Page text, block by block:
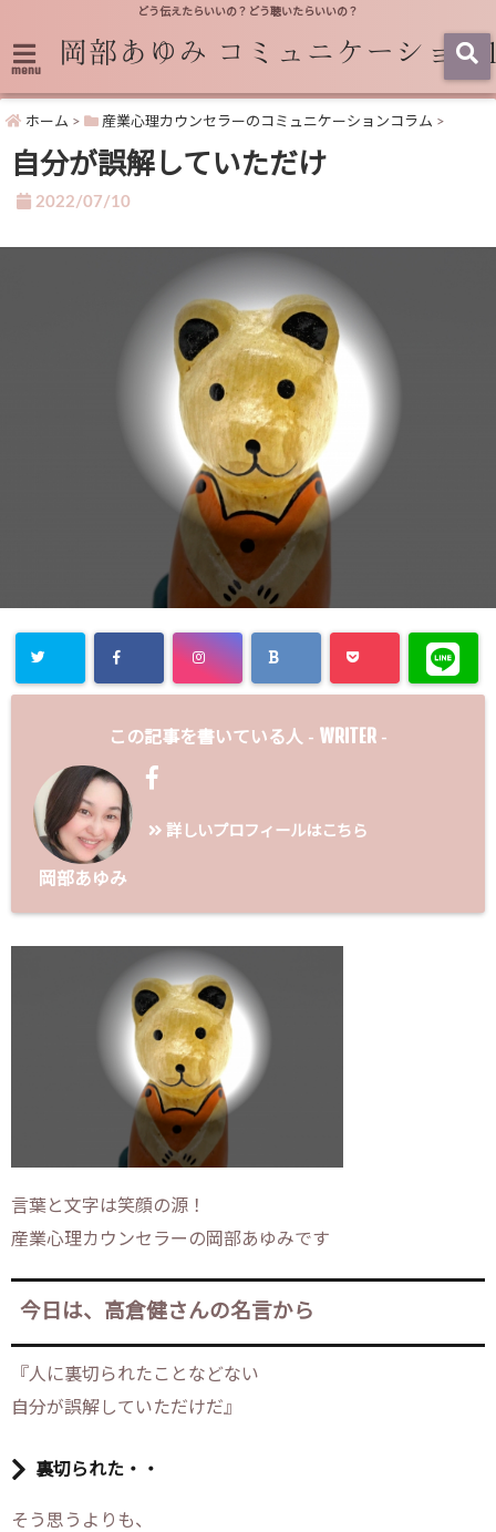
どう伝えたらいいの？どう聴いたらいいの？
menu
ホーム > 産業心理カウンセラーのコミュニケーションコラム >
自分が誤解していただけ
2022/07/10
この記事を書いている人 - WRITER -
岡部あゆみ
詳しいプロフィールはこちら
言葉と文字は笑顔の源！
産業心理カウンセラーの岡部あゆみです
今日は、高倉健さんの名言から
『人に裏切られたことなどない
自分が誤解していただけだ』
裏切られた・・
そう思うよりも、